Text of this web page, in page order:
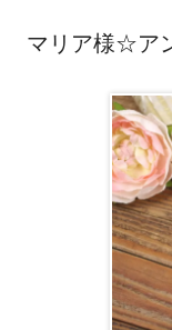
マリア様☆ア